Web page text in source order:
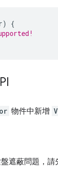
)
{
物件中新增
遮蔽問題，請